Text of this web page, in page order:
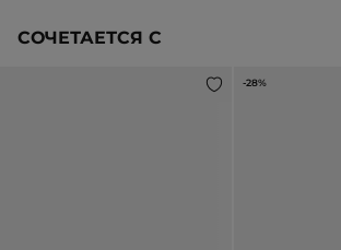
СОЧЕТАЕТСЯ С
-28%